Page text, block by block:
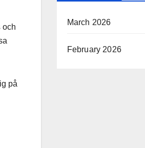
och
på
March 2026
February 2026